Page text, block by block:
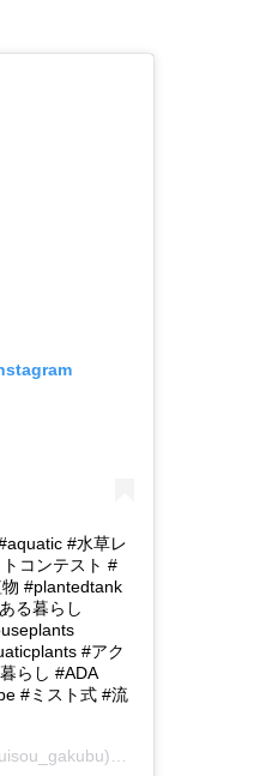
#水草レ
コンテスト #
#plantedtank
る暮らし
#アク
らし #ADA
#ミスト式 #流
がシェアした投稿 -